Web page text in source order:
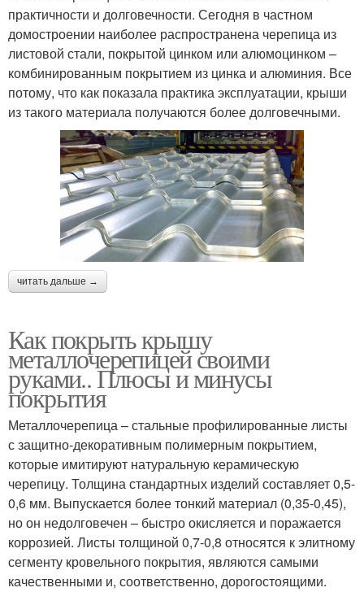
практичности и долговечности. Сегодня в частном
домостроении наиболее распространена черепица из
листовой стали, покрытой цинком или алюмоцинком –
комбинированным покрытием из цинка и алюминия. Все
потому, что как показала практика эксплуатации, крыши
из такого материала получаются более долговечными.
читать дальше →
Как покрыть крышу
металлочерепицей своими
руками.. Плюсы и минусы
покрытия
Металлочерепица – стальные профилированные листы
с защитно-декоративным полимерным покрытием,
которые имитируют натуральную керамическую
черепицу. Толщина стандартных изделий составляет 0,5-
0,6 мм. Выпускается более тонкий материал (0,35-0,45),
но он недолговечен – быстро окисляется и поражается
коррозией. Листы толщиной 0,7-0,8 относятся к элитному
сегменту кровельного покрытия, являются самыми
качественными и, соответственно, дорогостоящими.